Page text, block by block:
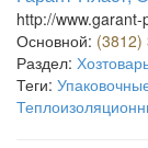
http://www.garant-
Основной: (3812)
Раздел:
Теги: